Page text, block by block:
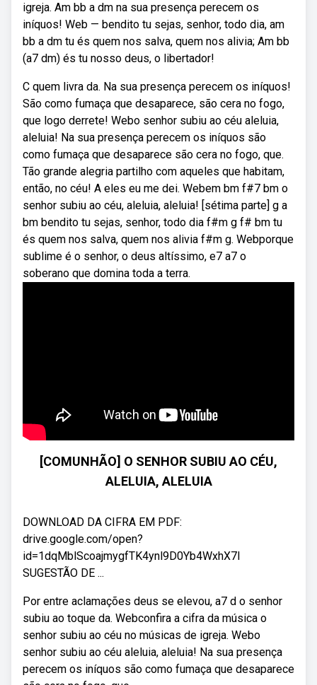
igreja. Am bb a dm na sua presença perecem os
iníquos! Web — bendito tu sejas, senhor, todo dia, am
bb a dm tu és quem nos salva, quem nos alivia; Am bb
(a7 dm) és tu nosso deus, o libertador!
C quem livra da. Na sua presença perecem os iníquos!
São como fumaça que desaparece, são cera no fogo,
que logo derrete! Webo senhor subiu ao céu aleluia,
aleluia! Na sua presença perecem os iníquos são
como fumaça que desaparece são cera no fogo, que.
Tão grande alegria partilho com aqueles que habitam,
então, no céu! A eles eu me dei. Webem bm f#7 bm o
senhor subiu ao céu, aleluia, aleluia! [sétima parte] g a
bm bendito tu sejas, senhor, todo dia f#m g f# bm tu
és quem nos salva, quem nos alivia f#m g. Webporque
sublime é o senhor, o deus altíssimo, e7 a7 o
soberano que domina toda a terra.
[COMUNHÃO] O SENHOR SUBIU AO CÉU,
ALELUIA, ALELUIA
DOWNLOAD DA CIFRA EM PDF:
drive.google.com/open?
id=1dqMblScoajmygfTK4ynl9D0Yb4WxhX7l
SUGESTÃO DE ...
Por entre aclamações deus se elevou, a7 d o senhor
subiu ao toque da. Webconfira a cifra da música o
senhor subiu ao céu no músicas de igreja. Webo
senhor subiu ao céu aleluia, aleluia! Na sua presença
perecem os iníquos são como fumaça que desaparece